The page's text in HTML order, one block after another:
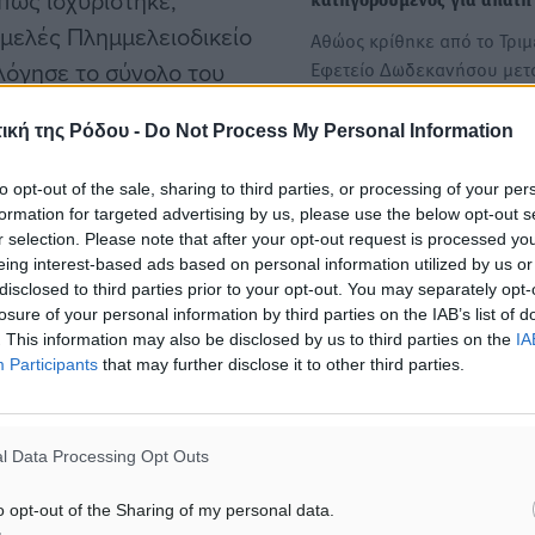
της Ρόδου - Do Not Process My Personal Information
opt-out of the sale, sharing to third parties, or processing of your
for targeted advertising by us, please use the below opt-out
selection. Please note that after your opt-out request is processed
interest-based ads based on personal information utilized by us
to third parties prior to your opt-out. You may separately
of your personal information by third parties on the IAB’s list of
This information may also be disclosed by us to third parties on the
Participants that may further disclose it to other third parties.
Data Processing Opt Outs
opt-out of the Sharing of my personal data.
Πλημμελειοδικείο
το σύνολο του
αθώο.
απάτης, με τις Αρχές
φέρεται να παρέστησε
σκοπό να αποκομίσει
εμφανίστηκε στον
μεταξύ άλλων, με
του Δημοσίου σε
να διαβεβαίωσε τον
τον τρόπο ώστε εκείνος
Αθώος κρίθηκε από το
Εφετείο Δωδεκανήσου
αθίγγανος
κλοπές και εγκληματική
Το Μονομελές Δικαστήριο
Ανηλίκων Ρόδου έκρινε
έναν 17χρονο αθίγγανο, ο
οποίος…